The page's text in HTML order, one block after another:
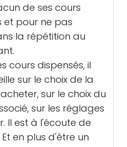
de ses cours
pour ne pas
la répétition au
cours dispensés, il
sur le choix de la
sur le choix du
sur les réglages
Il est à l'écoute de
Et en plus d'être un